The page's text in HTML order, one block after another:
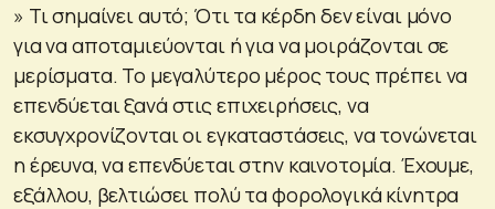
» Τι σημαίνει αυτό; Ότι τα κέρδη δεν είναι μόνο
για να αποταμιεύονται ή για να μοιράζονται σε
μερίσματα. Το μεγαλύτερο μέρος τους πρέπει να
επενδύεται ξανά στις επιχειρήσεις, να
εκσυγχρονίζονται οι εγκαταστάσεις, να τονώνεται
η έρευνα, να επενδύεται στην καινοτομία. Έχουμε,
εξάλλου, βελτιώσει πολύ τα φορολογικά κίνητρα